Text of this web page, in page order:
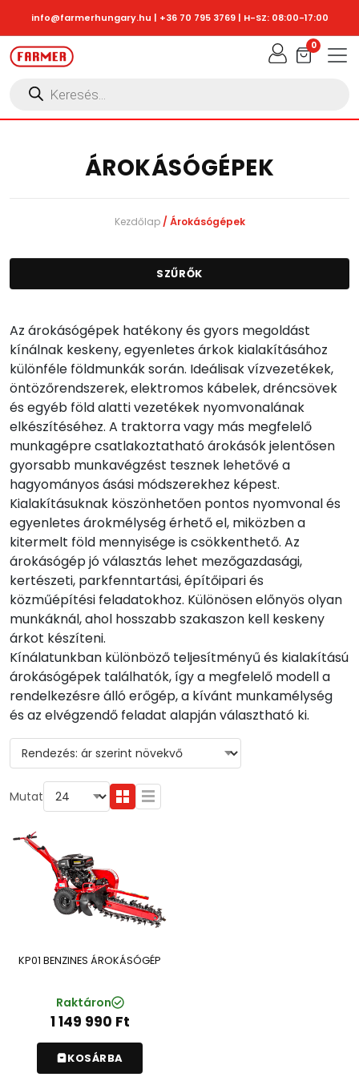
info@farmerhungary.hu | +36 70 795 3769| H-SZ: 08:00-17:00
Products
search
0
ÁROKÁSÓGÉPEK
Kezdőlap/ Árokásógépek
SZŰRŐK
Az árokásógépek hatékony és gyors megoldást
kínálnak keskeny, egyenletes árkok kialakításához
különféle földmunkák során. Ideálisak vízvezetékek,
öntözőrendszerek, elektromos kábelek, dréncsövek
és egyéb föld alatti vezetékek nyomvonalának
elkészítéséhez. A traktorra vagy más megfelelő
munkagépre csatlakoztatható árokásók jelentősen
gyorsabb munkavégzést tesznek lehetővé a
hagyományos ásási módszerekhez képest.
Kialakításuknak köszönhetően pontos nyomvonal és
egyenletes árokmélység érhető el, miközben a
kitermelt föld mennyisége is csökkenthető. Az
árokásógép jó választás lehet mezőgazdasági,
kertészeti, parkfenntartási, építőipari és
közműépítési feladatokhoz. Különösen előnyös olyan
munkáknál, ahol hosszabb szakaszon kell keskeny
árkot készíteni.
Kínálatunkban különböző teljesítményű és kialakítású
árokásógépek találhatók, így a megfelelő modell a
rendelkezésre álló erőgép, a kívánt munkamélység
és az elvégzendő feladat alapján választható ki.
Mutat
KP01 BENZINES ÁROKÁSÓGÉP
Raktáron
1 149 990 Ft
KOSÁRBA